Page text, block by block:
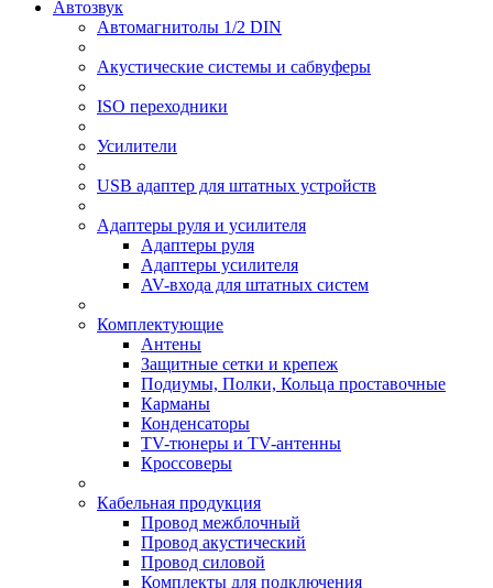
Автозвук
Автомагнитолы 1/2 DIN
Акустические системы и сабвуферы
ISO переходники
Усилители
USB адаптер для штатных устройств
Адаптеры руля и усилителя
Адаптеры руля
Адаптеры усилителя
AV-входа для штатных систем
Комплектующие
Антены
Защитные сетки и крепеж
Подиумы, Полки, Кольца проставочные
Карманы
Конденсаторы
TV-тюнеры и TV-антенны
Кроссоверы
Кабельная продукция
Провод межблочный
Провод акустический
Провод силовой
Комплекты для подключения